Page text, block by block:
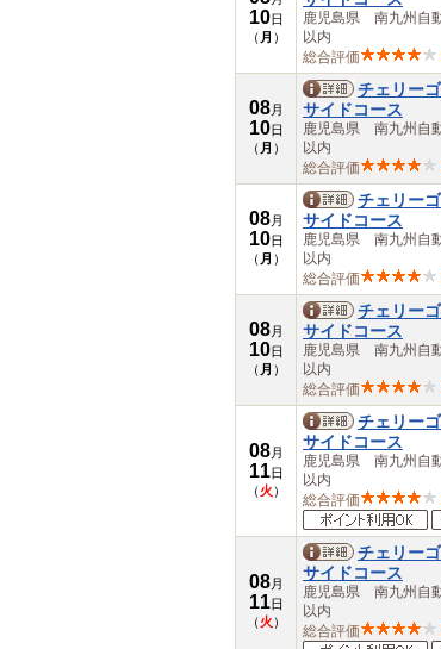
福岡県
佐賀県
長崎県
熊本県
大分県
宮崎県
鹿児島県
沖縄県
10日
（ 月 ）
鹿児島県 南九州自
以内
総合評価
08月
10日
（ 月 ）
チェリー
サイドコース
鹿児島県 南九州自
以内
総合評価
08月
10日
（ 月 ）
チェリー
サイドコース
鹿児島県 南九州自
以内
総合評価
08月
10日
（ 月 ）
チェリー
サイドコース
鹿児島県 南九州自
以内
総合評価
08月
11日
（火）
チェリー
サイドコース
鹿児島県 南九州自
以内
総合評価
08月
11日
（ 火 ）
チェリー
サイドコース
鹿児島県 南九州自
以内
総合評価